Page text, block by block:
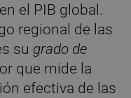
el PIB global.
regional de las
su grado de
que mide la
efectiva de las